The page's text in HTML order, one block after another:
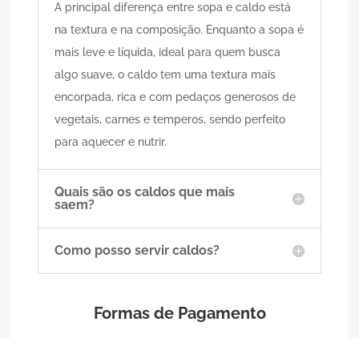
A principal diferença entre sopa e caldo está
na textura e na composição. Enquanto a sopa é
mais leve e líquida, ideal para quem busca
algo suave, o caldo tem uma textura mais
encorpada, rica e com pedaços generosos de
vegetais, carnes e temperos, sendo perfeito
para aquecer e nutrir.
Quais são os caldos que mais
saem?
Como posso servir caldos?
Formas de Pagamento